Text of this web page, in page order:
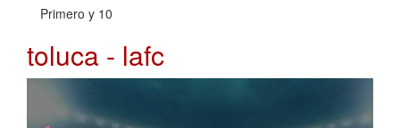
Primero y 10
toluca - lafc